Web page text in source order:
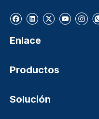
Enlace
Productos
Solución